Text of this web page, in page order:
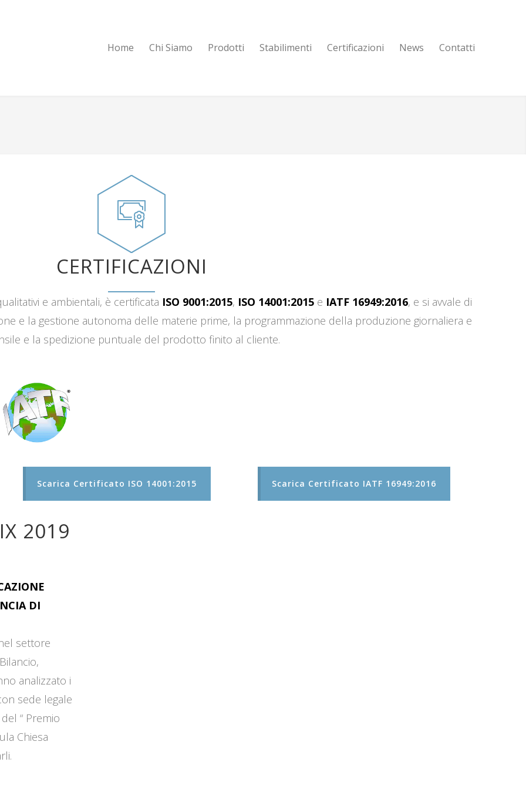
Home Chi Siamo Prodotti Stabilimenti Certificazioni News Contatti
CERTIFICAZIONI
e ambientali, è certificata ISO 9001:2015, ISO 14001:2015 e IATF 16949:2016, e si avvale di
e la gestione autonoma delle materie prime, la programmazione della produzione giornaliera e
e la spedizione puntuale del prodotto finito al cliente.
Scarica Certificato ISO 14001:2015 Scarica Certificato IATF 16949:2016
2019
DI
settore
analizzato i
sede legale
“ Premio
Chiesa